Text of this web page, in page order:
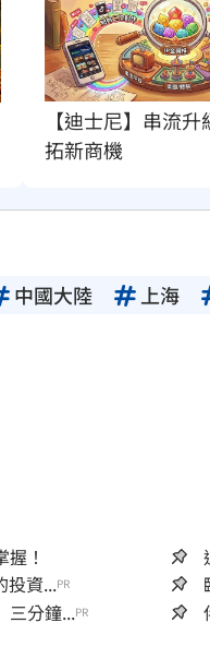
【迪士尼】串流
拓新商機
中國大陸 上海
！
投資...PR
三分鐘...PR